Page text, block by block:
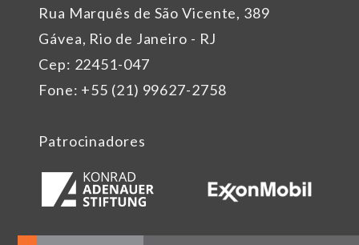
Rua Marquês de São Vicente, 389
Gávea, Rio de Janeiro - RJ
Cep: 22451-047
Fone: +55 (21) 99627-2758
Patrocinadores